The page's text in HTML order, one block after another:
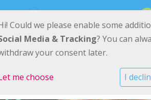
E-mailadres
Could we please enable some
Media & Tracking? You can
your consent later.
me choose I